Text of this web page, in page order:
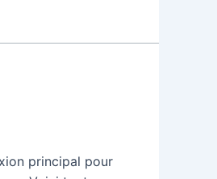
principal pour